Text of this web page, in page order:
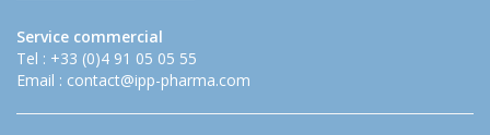
Service commercial
Tel : +33 (0)4 91 05 05 55
Email : contact@ipp-pharma.com